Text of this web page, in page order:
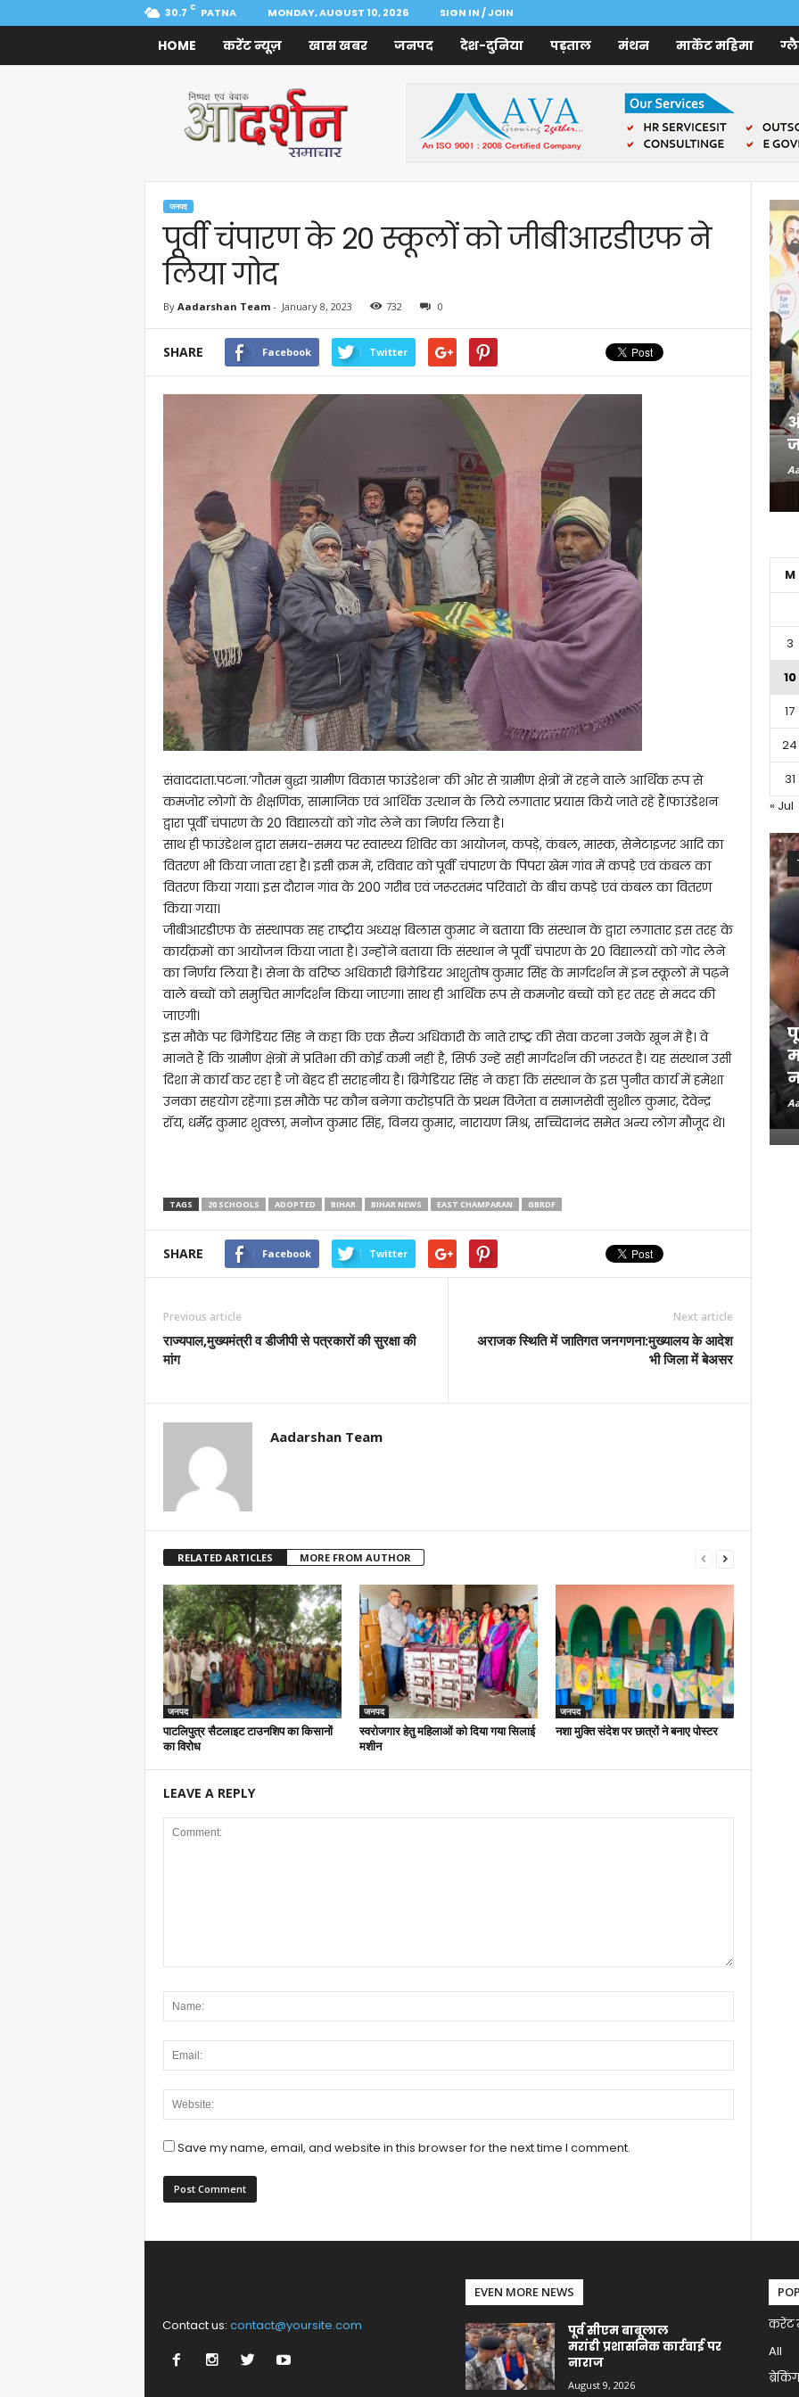
30.7 C PATNA MONDAY, AUGUST 10, 2026 SIGN IN / JOIN
HOME करेंट न्यूज़ खास खबर जनपद देश-दुनिया पड़ताल मंथन मार्केट महिमा
Samachar
जनपद
पूर्वी चंपारण के 20 स्कूलों को जीबीआरडीएफ ने
लिया गोद
By Aadarshan Team- January 8, 2023 732 0
SHARE Facebook Twitter
संवाददाता.पटना.’गौतम बुद्धा ग्रामीण विकास फाउंडेशन’ की ओर से ग्रामीण क्षेत्रों में रहने वाले आर्थिक रूप से
कमजोर लोगों के शैक्षणिक, सामाजिक एवं आर्थिक उत्थान के लिये लगातार प्रयास किये जाते रहे हैं।फाउंडेशन
द्वारा पूर्वी चंपारण के 20 विद्यालयों को गोद लेने का निर्णय लिया है।
साथ ही फाउंडेशन द्वारा समय-समय पर स्वास्थ्य शिविर का आयोजन, कपड़े, कंबल, मास्क, सेनेटाइजर आदि का
वितरण भी किया जाता रहा है। इसी क्रम में, रविवार को पूर्वी चंपारण के पिपरा खेम गांव में कपड़े एवं कंबल का
वितरण किया गया। इस दौरान गांव के 200 गरीब एवं जरूरतमंद परिवारों के बीच कपड़े एवं कंबल का वितरण
किया गया।
जीबीआरडीएफ के संस्थापक सह राष्ट्रीय अध्यक्ष बिलास कुमार ने बताया कि संस्थान के द्वारा लगातार इस तरह के
कार्यक्रमों का आयोजन किया जाता है। उन्होंने बताया कि संस्थान ने पूर्वी चंपारण के 20 विद्यालयों को गोद लेने
का निर्णय लिया है। सेना के वरिष्ठ अधिकारी ब्रिगेडियर आशुतोष कुमार सिंह के मार्गदर्शन में इन स्कूलों में पढ़ने
वाले बच्चों को समुचित मार्गदर्शन किया जाएगा। साथ ही आर्थिक रूप से कमजोर बच्चों को हर तरह से मदद की
जाएगी।
इस मौके पर ब्रिगेडियर सिंह ने कहा कि एक सैन्य अधिकारी के नाते राष्ट्र की सेवा करना उनके खून में है। वे
मानते हैं कि ग्रामीण क्षेत्रों में प्रतिभा की कोई कमी नहीं है, सिर्फ उन्हें सही मार्गदर्शन की जरूरत है। यह संस्थान उसी
दिशा में कार्य कर रहा है जो बेहद ही सराहनीय है। ब्रिगेडियर सिंह ने कहा कि संस्थान के इस पुनीत कार्य में हमेशा
उनका सहयोग रहेगा। इस मौके पर कौन बनेगा करोड़पति के प्रथम विजेता व समाजसेवी सुशील कुमार, देवेन्द्र
रॉय, धर्मेंद्र कुमार शुक्ला, मनोज कुमार सिंह, विनय कुमार, नारायण मिश्र, सच्चिदानंद समेत अन्य लोग मौजूद थे।
TAGS 20 SCHOOLS ADOPTED BIHAR BIHAR NEWS EAST CHAMPARAN GBRDF
SHARE Facebook Twitter
Previous article
राज्यपाल,मुख्यमंत्री व डीजीपी से पत्रकारों की सुरक्षा की
मांग
Next article
अराजक स्थिति में जातिगत जनगणना:मुख्यालय के आदेश
भी जिला में बेअसर
Aadarshan Team
RELATED ARTICLES MORE FROM AUTHOR
जनपद
पाटलिपुत्र सैटलाइट टाउनशिप का किसानों
का विरोध
जनपद
स्वरोजगार हेतु महिलाओं को दिया गया सिलाई
मशीन
जनपद
नशा मुक्ति संदेश पर छात्रों ने बनाए पोस्टर
LEAVE A REPLY
Save my name, email, and website in this browser for the next time I comment.
M
3
10
17
24
31
« Jul
Contact us: contact@yoursite.com
EVEN MORE NEWS
पूर्व सीएम बाबूलाल
मरांडी प्रशासनिक कार्रवाई पर
नाराज
August 9, 2026
करेंट
All